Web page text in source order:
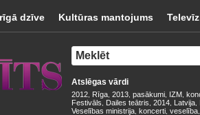
dzīve Kultūras mantojums
Atslēgas vārdi
2012 Rīga 2013 pasākumi IZM
Festivāls
Dailes teātris 2014 Latvija
Veselības ministrija koncerti veselība